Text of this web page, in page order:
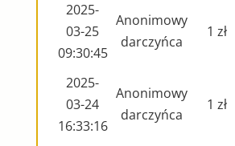
2025-
03-25
09:30:45
Anonimowy
darczyńca
1 zł
2025-
03-24
16:33:16
Anonimowy
darczyńca
1 zł